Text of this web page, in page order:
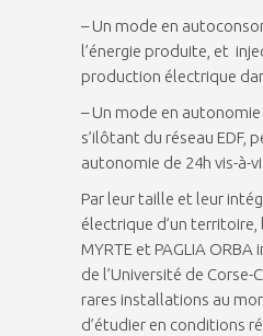
– Un mode en
l’énergie produite, et
production électrique
– Un mode en
s’ilôtant du réseau EDF,
autonomie de 24h vis-à-
Par leur taille et leur
électrique d’un
MYRTE et PAGLIA
de l’Université de Corse-
rares installations au
d’étudier en conditions